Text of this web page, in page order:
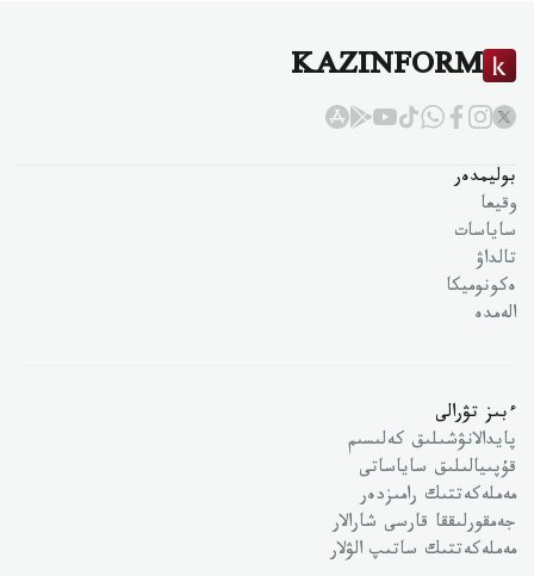
KAZINFORM
بوليمدەر
وقيعا
ساياسات
تالداۋ
ەكونوميكا
الەمدە
ءبىز تۋرالى
پايدالانۋشىلىق كەلىسىم
قۇپىيالىلىق ساياساتى
مەملەكەتتىك رامىزدەر
جەمقورلىققا قارسى شارالار
مەملەكەتتىك ساتىپ الۋلار